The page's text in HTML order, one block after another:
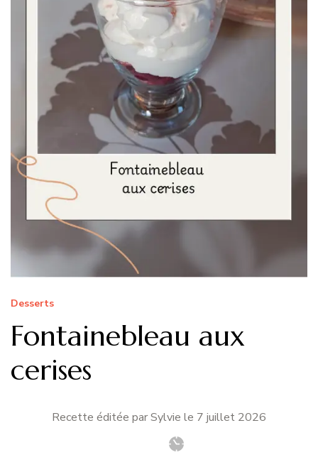
Desserts
Fontainebleau aux
cerises
Recette éditée par Sylvie le 7 juillet 2026